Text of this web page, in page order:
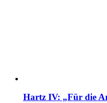
Hartz IV: „Für die